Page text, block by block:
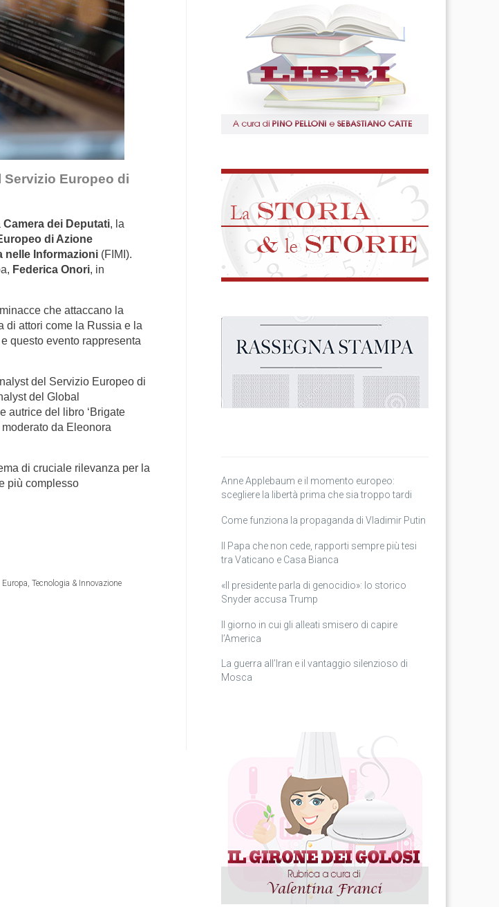
Servizio Europeo di
Camera dei Deputati, la
di Azione
nelle Informazioni (FIMI).
Federica Onori, in
che attaccano la
di attori come la Russia e la
questo evento rappresenta
del Servizio Europeo di
del Global
autrice del libro ‘Brigate
da Eleonora
di cruciale rilevanza per la
più complesso
Europa, Tecnologia & Innovazione
Anne Applebaum e il momento europeo:
scegliere la libertà prima che sia troppo tardi
Come funziona la propaganda di Vladimir Putin
Il Papa che non cede, rapporti sempre più tesi
tra Vaticano e Casa Bianca
«Il presidente parla di genocidio»: lo storico
Snyder accusa Trump
Il giorno in cui gli alleati smisero di capire
l’America
La guerra all’Iran e il vantaggio silenzioso di
Mosca